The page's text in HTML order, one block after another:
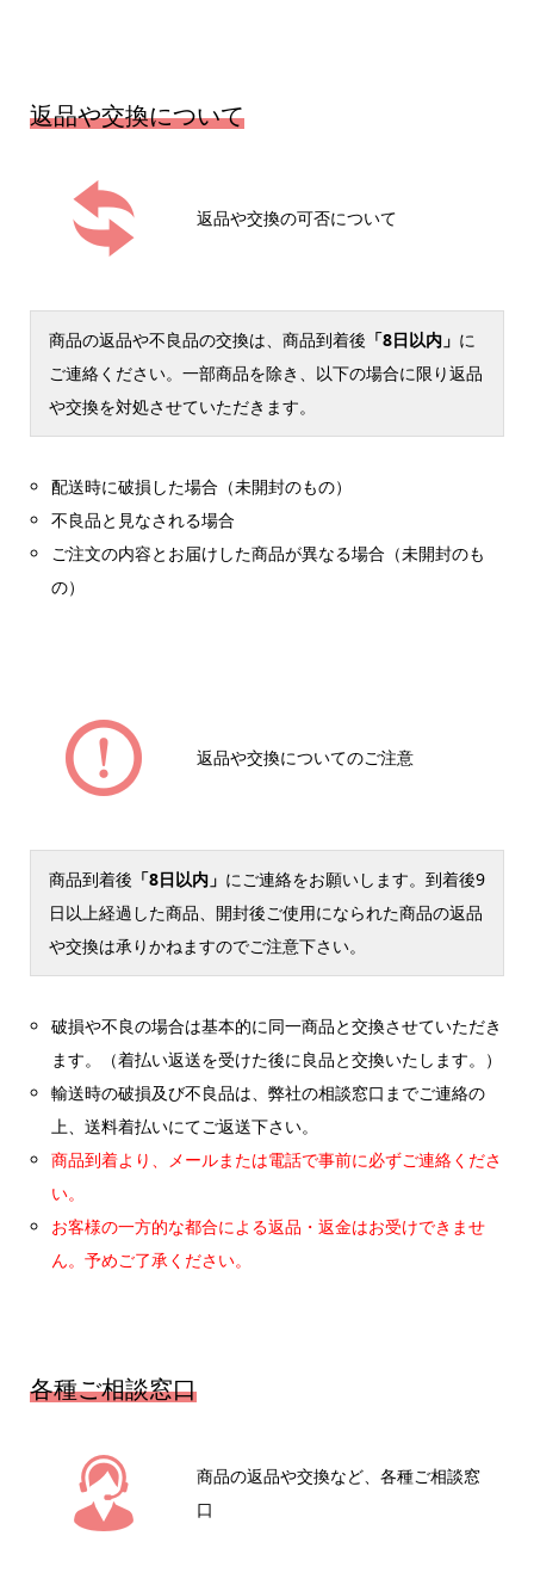
返品や交換について
返品や交換の可否について
商品の返品や不良品の交換は、商品到着後 「8日以内」 に
ご連絡ください。一部商品を除き、以下の場合に限り返品
や交換を対処させていただきます。
配送時に破損した場合（未開封のもの）
不良品と見なされる場合
ご注文の内容とお届けした商品が異なる場合（未開封のも
の）
返品や交換についてのご注意
商品到着後 「8日以内」 にご連絡をお願いします。到着後9
日以上経過した商品、開封後ご使用になられた商品の返品
や交換は承りかねますのでご注意下さい。
破損や不良の場合は基本的に同一商品と交換させていただき
ます。（着払い返送を受けた後に良品と交換いたします。）
輸送時の破損及び不良品は、弊社の相談窓口までご連絡の
上、送料着払いにてご返送下さい。
商品到着より、メールまたは電話で事前に必ずご連絡くださ
い。
お客様の一方的な都合による返品・返金はお受けできませ
ん。予めご了承ください。
各種ご相談窓口
商品の返品や交換など、各種ご相談窓
口